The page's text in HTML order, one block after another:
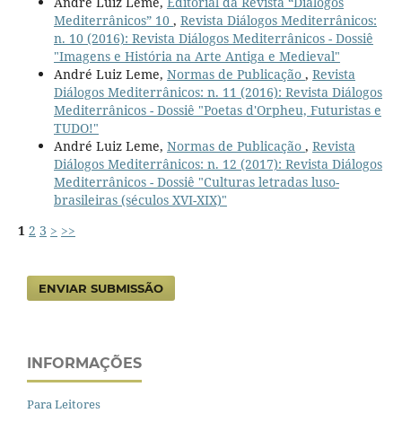
Mediterrânicos” 10 , Revista Diálogos Mediterrânicos:
n. 10 (2016): Revista Diálogos Mediterrânicos - Dossiê
"Imagens e História na Arte Antiga e Medieval"
André Luiz Leme, Normas de Publicação , Revista
Diálogos Mediterrânicos: n. 11 (2016): Revista Diálogos
Mediterrânicos - Dossiê "Poetas d'Orpheu, Futuristas e
TUDO!"
André Luiz Leme, Normas de Publicação , Revista
Diálogos Mediterrânicos: n. 12 (2017): Revista Diálogos
Mediterrânicos - Dossiê "Culturas letradas luso-
brasileiras (séculos XVI-XIX)"
1 2 3 > >>
ENVIAR SUBMISSÃO
INFORMAÇÕES
Para Leitores